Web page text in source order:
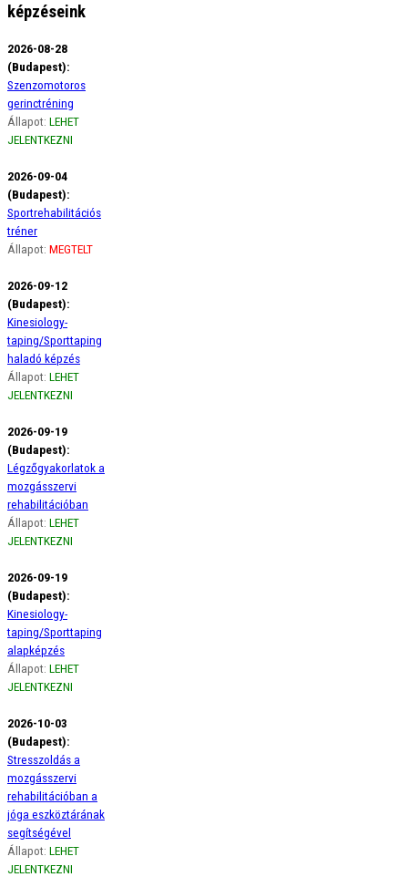
képzéseink
2026-08-28
(Budapest):
Szenzomotoros
gerinctréning
Állapot: LEHET
JELENTKEZNI
2026-09-04
(Budapest):
Sportrehabilitációs
tréner
Állapot: MEGTELT
2026-09-12
(Budapest):
Kinesiology-
taping/Sporttaping
haladó képzés
Állapot: LEHET
JELENTKEZNI
2026-09-19
(Budapest):
Légzőgyakorlatok a
mozgásszervi
rehabilitációban
Állapot: LEHET
JELENTKEZNI
2026-09-19
(Budapest):
Kinesiology-
taping/Sporttaping
alapképzés
Állapot: LEHET
JELENTKEZNI
2026-10-03
(Budapest):
Stresszoldás a
mozgásszervi
rehabilitációban a
jóga eszköztárának
segítségével
Állapot: LEHET
JELENTKEZNI